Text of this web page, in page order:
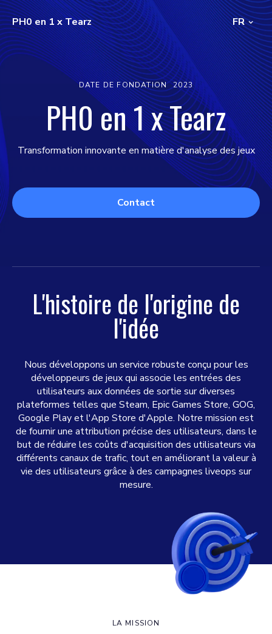
PH0 en 1 x Tearz FR
DATE DE FONDATION 2023
PH0 en 1 x Tearz
Transformation innovante en matière d'analyse des jeux
Contact
L'histoire de l'origine de
l'idée
Nous développons un service robuste conçu pour les
développeurs de jeux qui associe les entrées des
utilisateurs aux données de sortie sur diverses
plateformes telles que Steam, Epic Games Store, GOG,
Google Play et l'App Store d'Apple. Notre mission est
de fournir une attribution précise des utilisateurs, dans le
but de réduire les coûts d'acquisition des utilisateurs via
différents canaux de trafic, tout en améliorant la valeur à
vie des utilisateurs grâce à des campagnes liveops sur
mesure.
LA MISSION